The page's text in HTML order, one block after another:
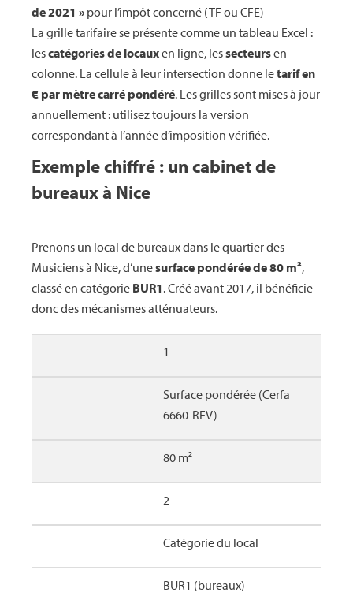
de 2021 » pour l’impôt concerné (TF ou CFE)
La grille tarifaire se présente comme un tableau Excel :
lescatégories de locauxen ligne, lessecteursen
colonne. La cellule à leur intersection donne letarif en
€ par mètre carré pondéré. Les grilles sont mises à jour
annuellement : utilisez toujours la version
correspondant à l’année d’imposition vérifiée.
Exemple chiffré : un cabinet de
bureaux à Nice
Prenons un local de bureaux dans le quartier des
Musiciens à Nice, d’unesurface pondérée de 80 m²,
classé en catégorie BUR1. Créé avant 2017, il bénéficie
donc des mécanismes atténuateurs.
1
Surface pondérée (Cerfa
6660-REV)
80 m²
2
Catégorie du local
BUR1 (bureaux)